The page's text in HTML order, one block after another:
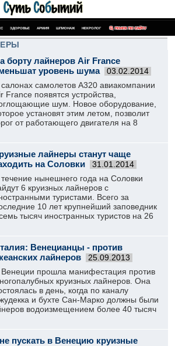
ЗДОРОВЬЕ АРМИЯ ШПИОНАЖ НЕКРОЛОГ ПОИСК ПО САЙТУ
борту лайнеров Air France
уровень шума
03.02.2014
самолетов А320 авиакомпании
France появятся устройства,
шум. Новое оборудование,
установят этим летом, позволит
от работающего двигателя на 8
лайнеры станут чаще
на Соловки
31.01.2014
нынешнего года на Соловки
6 круизных лайнеров с
туристами. Всего за
10 лет крупнейший заповедник
тысяч иностранных туристов на 26
Венецианцы - против
лайнеров
25.09.2013
прошла манифестация против
круизных лайнеров. Она
в день, когда по каналу
и бухте Сан-Марко должны были
водоизмещением более 40 тысяч
пускать в Венецию круизные